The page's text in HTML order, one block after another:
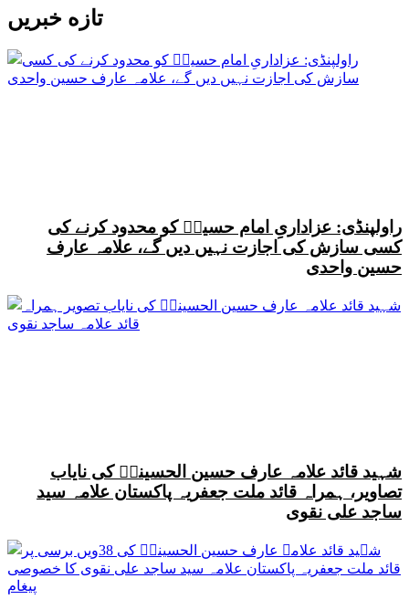
تازه خبریں
راولپنڈی: عزاداریِ امام حسینؑ کو محدود کرنے کی
کسی سازش کی اجازت نہیں دیں گے، علامہ عارف
حسین واحدی
شہید قائد علامہ عارف حسین الحسینیؒ کی نایاب
تصاویر، ہمراہ قائد ملت جعفریہ پاکستان علامہ سید
ساجد علی نقوی